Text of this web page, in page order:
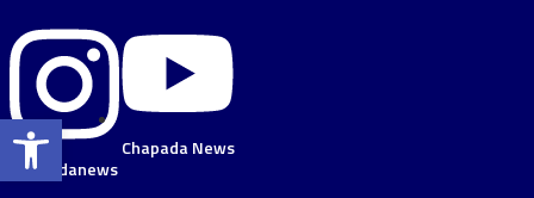
chapadanews
Chapada News
Barra de Ferramentas Aberta